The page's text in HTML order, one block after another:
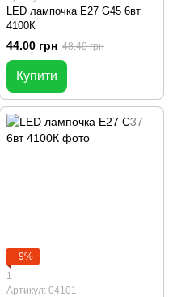
LED лампочка E27 G45 6вт
4100К
44.00 грн 48.40 грн
Купити
−9%
1
Артикул: 04101